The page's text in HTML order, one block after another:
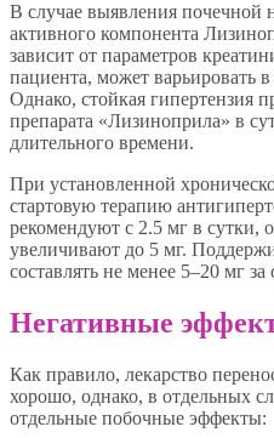
В случае выявления почечной
активного компонента
зависит от параметров
пациента, может варьировать
Однако, стойкая гипертензия
препарата «Лизиноприла» в
длительного времени.
При установленной
стартовую терапию
рекомендуют с 2.5 мг в сутки,
увеличивают до 5 мг.
составлять не менее 5–20 мг за
Негативные
Как правило, лекарство
хорошо, однако, в отдельных
отдельные побочные эффекты: